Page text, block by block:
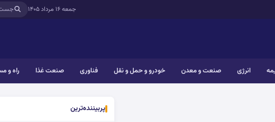
جمعه ۱۶ مرداد ۱۴۰۵
انرژی صنعت و معدن خودرو و حمل و نقل فناوری صنعت غذا راه و
پربیننده‌ترین